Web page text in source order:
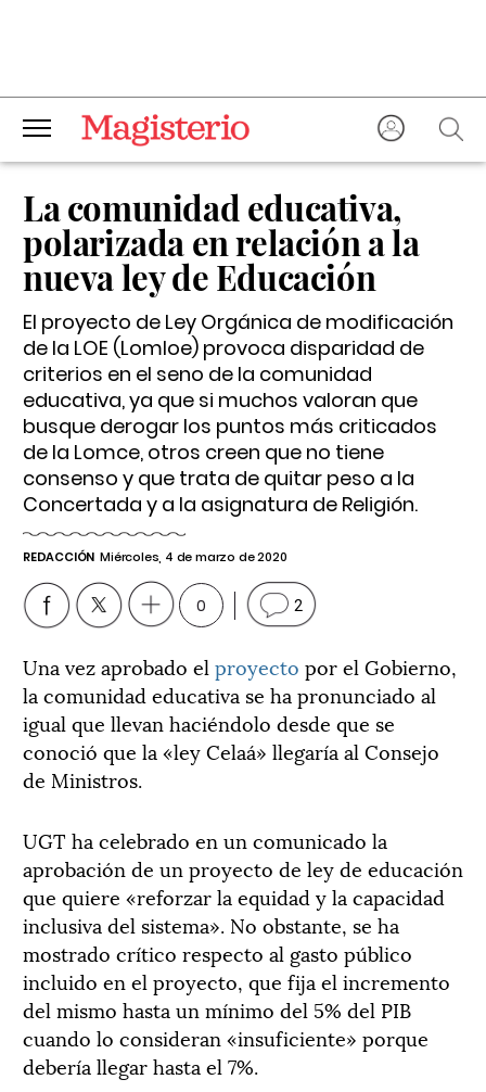
La comunidad educativa,
polarizada en relación a la
nueva ley de Educación
El proyecto de Ley Orgánica de modificación
de la LOE (Lomloe) provoca disparidad de
criterios en el seno de la comunidad
educativa, ya que si muchos valoran que
busque derogar los puntos más criticados
de la Lomce, otros creen que no tiene
consenso y que trata de quitar peso a la
Concertada y a la asignatura de Religión.
REDACCIÓN Miércoles, 4 de marzo de 2020
0 2
Una vez aprobado el proyecto por el Gobierno,
la comunidad educativa se ha pronunciado al
igual que llevan haciéndolo desde que se
conoció que la «ley Celaá» llegaría al Consejo
de Ministros.
UGT ha celebrado en un comunicado la
aprobación de un proyecto de ley de educación
que quiere «reforzar la equidad y la capacidad
inclusiva del sistema». No obstante, se ha
mostrado crítico respecto al gasto público
incluido en el proyecto, que fija el incremento
del mismo hasta un mínimo del 5% del PIB
cuando lo consideran «insuficiente» porque
debería llegar hasta el 7%.